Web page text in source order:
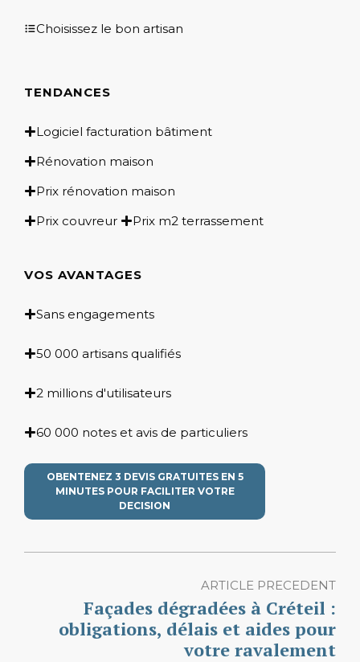
Choisissez le bon artisan
TENDANCES
Logiciel facturation bâtiment
Rénovation maison
Prix rénovation maison
Prix couvreur
Prix m2 terrassement
VOS AVANTAGES
Sans engagements
50 000 artisans qualifiés
2 millions d'utilisateurs
60 000 notes et avis de particuliers
OBENTENEZ 3 DEVIS GRATUITES EN 5
MINUTES POUR FACILITER VOTRE
DECISION
ARTICLE PRECEDENT
Façades dégradées à Créteil :
obligations, délais et aides pour
votre ravalement